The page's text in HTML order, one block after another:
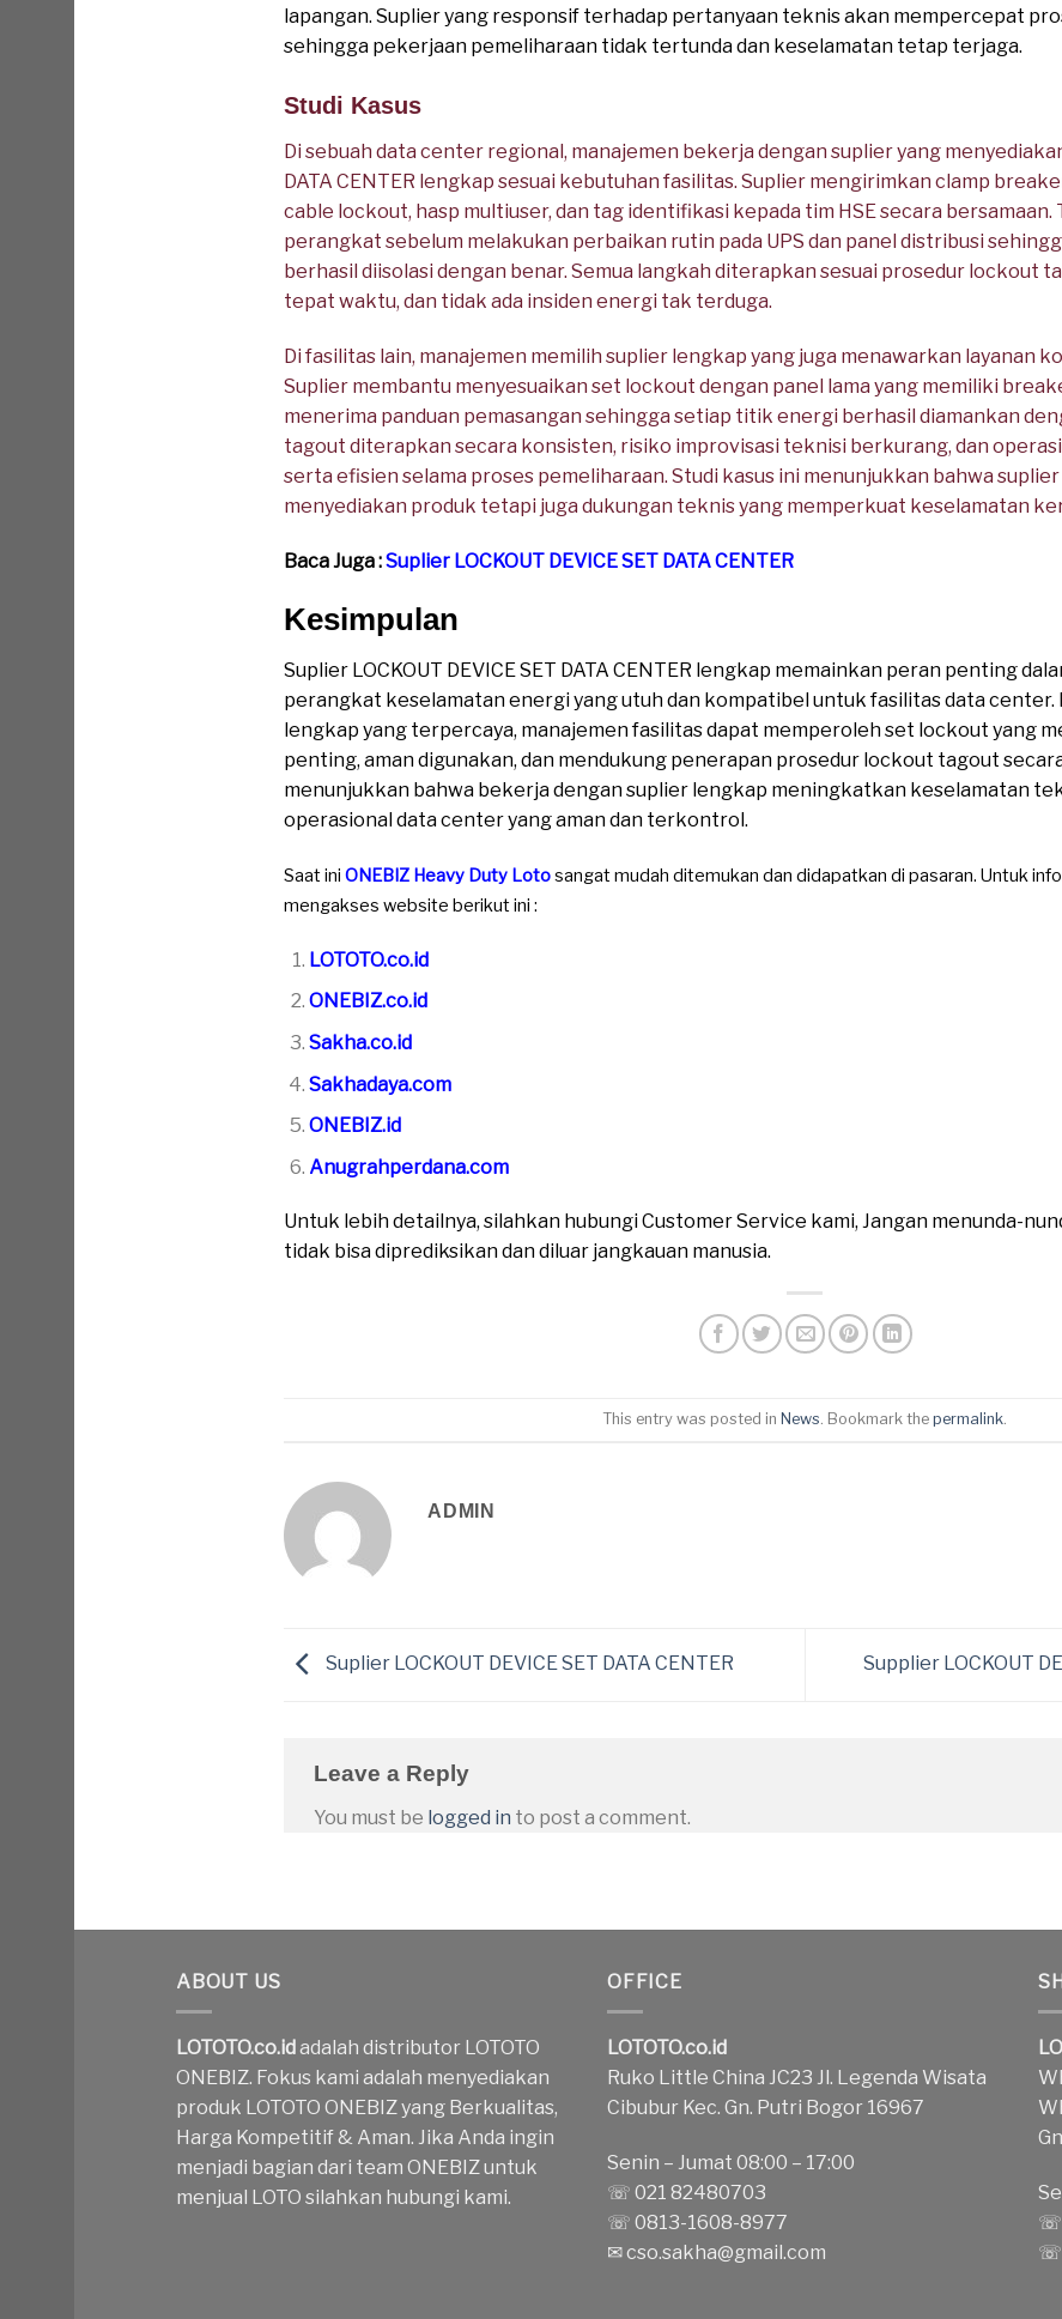
lapangan. Suplier yang responsif terhadap pertanyaan teknis akan mempercepat
sehingga pekerjaan pemeliharaan tidak tertunda dan keselamatan tetap terjaga.
Studi Kasus
Di sebuah data center regional, manajemen bekerja dengan suplier yang menyediakan
DATA CENTER lengkap sesuai kebutuhan fasilitas. Suplier mengirimkan clamp
cable lockout, hasp multiuser, dan tag identifikasi kepada tim HSE secara bersamaan.
perangkat sebelum melakukan perbaikan rutin pada UPS dan panel distribusi
berhasil diisolasi dengan benar. Semua langkah diterapkan sesuai prosedur lockout
tepat waktu, dan tidak ada insiden energi tak terduga.
Di fasilitas lain, manajemen memilih suplier lengkap yang juga menawarkan layanan
Suplier membantu menyesuaikan set lockout dengan panel lama yang memiliki
menerima panduan pemasangan sehingga setiap titik energi berhasil diamankan
tagout diterapkan secara konsisten, risiko improvisasi teknisi berkurang, dan
serta efisien selama proses pemeliharaan. Studi kasus ini menunjukkan bahwa
menyediakan produk tetapi juga dukungan teknis yang memperkuat keselamatan
Baca Juga :Suplier LOCKOUT DEVICE SET DATA CENTER
Kesimpulan
Suplier LOCKOUT DEVICE SET DATA CENTER lengkap memainkan peran penting
perangkat keselamatan energi yang utuh dan kompatibel untuk fasilitas data center.
lengkap yang terpercaya, manajemen fasilitas dapat memperoleh set lockout yang
penting, aman digunakan, dan mendukung penerapan prosedur lockout tagout
menunjukkan bahwa bekerja dengan suplier lengkap meningkatkan keselamatan
operasional data center yang aman dan terkontrol.
Saat ini ONEBIZ Heavy Duty Lotosangat mudah ditemukan dan didapatkan di pasaran. Untuk
mengakses website berikut ini :
LOTOTO.co.id
ONEBIZ.co.id
Sakha.co.id
Sakhadaya.com
ONEBIZ.id
Anugrahperdana.com
Untuk lebih detailnya, silahkan hubungi Customer Service kami, Jangan menunda-
tidak bisa diprediksikan dan diluar jangkauan manusia.
This entry was posted in News . Bookmark the permalink
ADMIN
Suplier LOCKOUT DEVICE SET DATA CENTER Supplier LOCKOUT
Leave a Reply
You must be logged in to post a comment.
ABOUT US
LOTOTO.co.idadalah distributor LOTOTO
ONEBIZ. Fokus kami adalah menyediakan
produk LOTOTO ONEBIZ yang Berkualitas,
Harga Kompetitif & Aman. Jika Anda ingin
menjadi bagian dari team ONEBIZ untuk
menjual LOTO silahkan hubungi kami.
OFFICE
LOTOTO.co.id
Ruko Little China JC23 Jl. Legenda Wisata
Cibubur Kec. Gn. Putri Bogor 16967
Senin – Jumat 08:00 – 17:00
☏ 021 82480703
☏ 0813-1608-8977
✉cso.sakha@gmail.com
☏
☏